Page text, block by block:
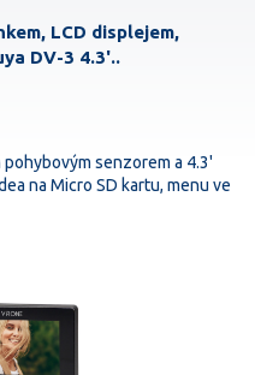
LCD displejem,
DV-3 4.3'..
senzorem a 4.3'
na Micro SD kartu, menu ve